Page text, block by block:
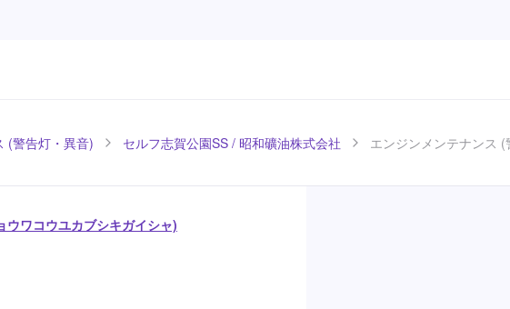
(警告灯・異音) セルフ志賀公園SS / 昭和礦油株式会社 エンジンメンテナンス
ワコウユカブシキガイシャ)